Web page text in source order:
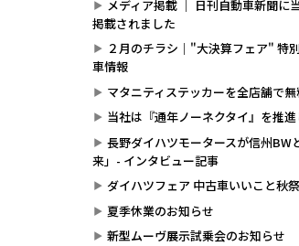
メディア掲載 ｜ 日刊自動車新聞に
掲載されました
２月のチラシ｜"大決算フェア" 特
車情報
マタニティステッカーを全店舗で
当社は『通年ノーネクタイ』を推進
長野ダイハツモータースが信州BW
来」- インタビュー記事
ダイハツフェア 中古車いいこと秋祭
夏季休業のお知らせ
新型ムーヴ展示試乗会のお知らせ